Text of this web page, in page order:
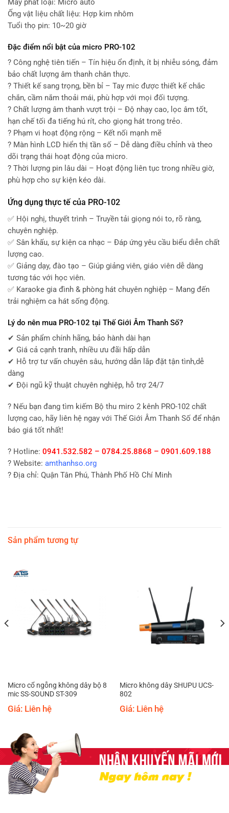
Máy phát loại: Micro auto
Ống vật liệu chất liệu: Hợp kim nhôm
Tuổi thọ pin: 10~20 giờ
Đặc điểm nổi bật của micro PRO-102
? Công nghệ tiên tiến – Tín hiệu ổn định, ít bị nhiễu sóng, đảm
bảo chất lượng âm thanh chân thực.
? Thiết kế sang trọng, bền bỉ – Tay mic được thiết kế chắc
chắn, cầm nắm thoải mái, phù hợp với mọi đối tượng.
? Chất lượng âm thanh vượt trội – Độ nhạy cao, lọc âm tốt,
hạn chế tối đa tiếng hú rít, cho giọng hát trong trẻo.
? Phạm vi hoạt động rộng – Kết nối mạnh mẽ
? Màn hình LCD hiển thị tần số – Dễ dàng điều chỉnh và theo
dõi trạng thái hoạt động của micro.
? Thời lượng pin lâu dài – Hoạt động liên tục trong nhiều giờ,
phù hợp cho sự kiện kéo dài.
Ứng dụng thực tế của PRO-102
✅ Hội nghị, thuyết trình – Truyền tải giọng nói to, rõ ràng,
chuyên nghiệp.
✅ Sân khấu, sự kiện ca nhạc – Đáp ứng yêu cầu biểu diễn chất
lượng cao.
✅ Giảng dạy, đào tạo – Giúp giảng viên, giáo viên dễ dàng
tương tác với học viên.
✅ Karaoke gia đình & phòng hát chuyên nghiệp – Mang đến
trải nghiệm ca hát sống động.
Lý do nên mua PRO-102 tại Thế Giới Âm Thanh Số?
✔ Sản phẩm chính hãng, bảo hành dài hạn
✔ Giá cả cạnh tranh, nhiều ưu đãi hấp dẫn
✔ Hỗ trợ tư vấn chuyên sâu, hướng dẫn lắp đặt tận tình,dễ
dàng
✔ Đội ngũ kỹ thuật chuyên nghiệp, hỗ trợ 24/7
? Nếu bạn đang tìm kiếm Bộ thu miro 2 kênh PRO-102 chất
lượng cao, hãy liên hệ ngay với Thế Giới Âm Thanh Số để nhận
báo giá tốt nhất!
? Hotline: 0941.532.582 – 0784.25.8868 – 0901.609.188
? Website: amthanhso.org
? Địa chỉ: Quận Tân Phú, Thành Phố Hồ Chí Minh
Sản phẩm tương tự
Micro cổ ngỗng không dây bộ 8
mic SS-SOUND ST-309
Giá: Liên hệ
Micro không dây SHUPU UCS-
802
Giá: Liên hệ